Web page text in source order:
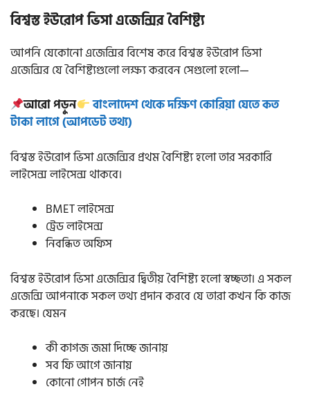
বিশ্বস্ত ইউরোপ ভিসা এজেন্সির বৈশিষ্ট্য
আপনি যেকোনো এজেন্সির বিশেষ করে বিশ্বস্ত ইউরোপ ভিসা
এজেন্সির যে বৈশিষ্ট্যগুলো লক্ষ্য করবেন সেগুলো হলো—
আরো পড়ুন
বাংলাদেশ থেকে দক্ষিণ কোরিয়া যেতে কত
টাকা লাগে (আপডেট তথ্য)
বিশ্বস্ত ইউরোপ ভিসা এজেন্সির প্রথম বৈশিষ্ট্য হলো তার সরকারি
লাইসেন্স লাইসেন্স থাকবে।
BMET লাইসেন্স
ট্রেড লাইসেন্স
নিবন্ধিত অফিস
বিশ্বস্ত ইউরোপ ভিসা এজেন্সির দ্বিতীয় বৈশিষ্ট্য হলো স্বচ্ছতা। এ সকল
এজেন্সি আপনাকে সকল তথ্য প্রদান করবে যে তারা কখন কি কাজ
করছে। যেমন
কী কাগজ জমা দিচ্ছে জানায়
সব ফি আগে জানায়
কোনো গোপন চার্জ নেই